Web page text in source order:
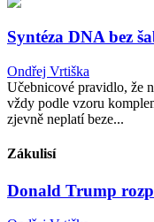
Syntéza DNA bez
Ondřej Vrtiška
Učebnicové pravidlo, že
vždy podle vzoru
zjevně neplatí beze...
Zákulisí
Donald Trump